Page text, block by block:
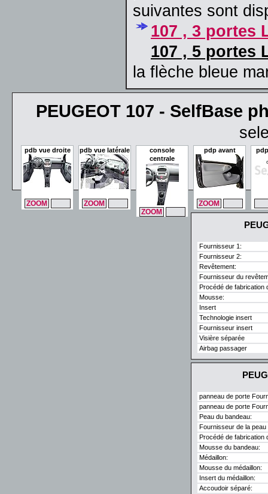
suivantes sont
107 , 3 portes
107 , 5 portes
la flèche bleue
PEUGEOT 107 - SelfBase
pdb vue droite
ZOOM
pdb vue latérale
ZOOM
console
centrale
ZOOM
pdp avant
ZOOM
Fournisseur 1:
Fournisseur 2:
Revêtement:
Fournisseur du
Procédé de fabrication
Mousse:
Insert
Technologie insert
Fournisseur insert
Visière séparée
Airbag passager
panneau de porte
panneau de porte
Peau du bandeau:
Fournisseur de la peau
Procédé de fabrication
Mousse du bandeau:
Médaillon:
Mousse du médaillon:
Insert du médaillon:
Accoudoir séparé: